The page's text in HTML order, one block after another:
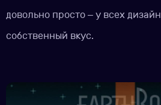
довольно просто – у всех
собственный вкус.